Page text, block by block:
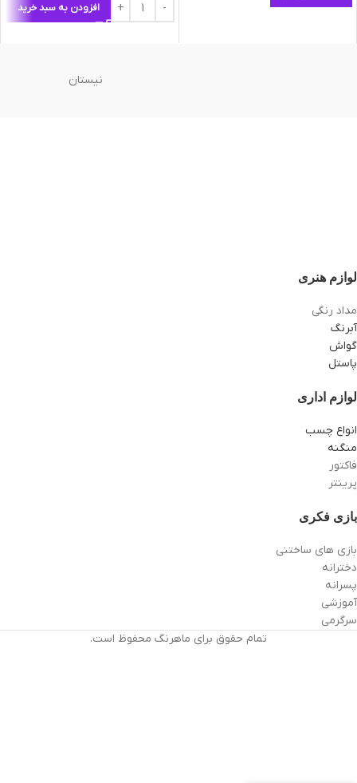
افزودن به سبد خرید
نیستان
لوازم هنری
مداد رنگی
آبرنگ
گواش
پاستل
لوازم اداری
انواع چسب
منگنه
فاکتور
پرینتر
بازی فکری
بازی های ساختنی
دخترانه
پسرانه
آموزشی
سرگرمی
تمام حقوق برای ماهرنگ محفوظ است.